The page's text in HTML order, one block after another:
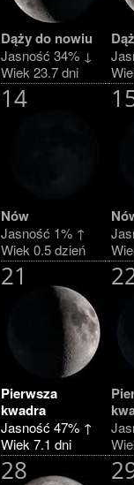
Dąży do nowiu
Jasność 34% ↓
Wiek 23.7 dni
14
Nów
Jasność 1% ↑
Wiek 0.5 dzień
21
Pierwsza
kwadra
Jasność 47% ↑
Wiek 7.1 dni
28